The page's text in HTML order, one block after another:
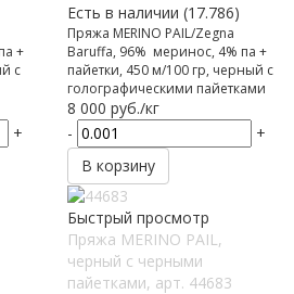
+
с
+
Есть в наличии (17.786)
Пряжа MERINO PAIL/Zegna
Baruffa, 96% меринос, 4% па +
пайетки, 450 м/100 гр, черный с
голографическими пайетками
8 000 руб./кг
-
+
В корзину
Быстрый просмотр
Пряжа MERINO PAIL,
черный с черными
пайетками, арт. 44683